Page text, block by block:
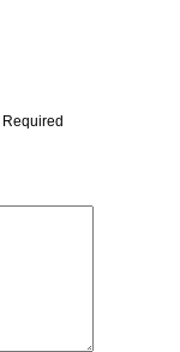
Required